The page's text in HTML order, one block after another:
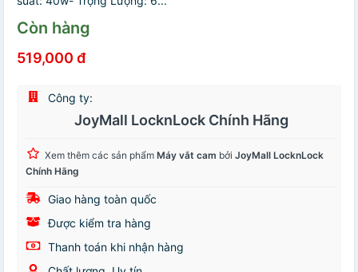
Còn hàng
519,000 đ
Công ty:
JoyMall LocknLock Chính Hãng
Xem thêm các sản phẩm Máy vắt cam bởi JoyMall LocknLock
Chính Hãng
Giao hàng toàn quốc
Được kiểm tra hàng
Thanh toán khi nhận hàng